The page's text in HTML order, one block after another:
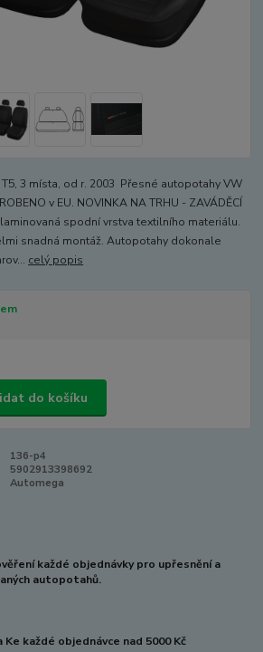
3 místa, od r. 2003 Přesné autopotahy VW
v EU. NOVINKA NA TRHU - ZAVÁDĚCÍ
spodní vrstva textilního materiálu.
snadná montáž. Autopotahy dokonale
celý popis
do košíku
136-p4
5902913398692
Automega
každé objednávky pro upřesnění a
autopotahů.
Ke každé objednávce nad 5000 Kč